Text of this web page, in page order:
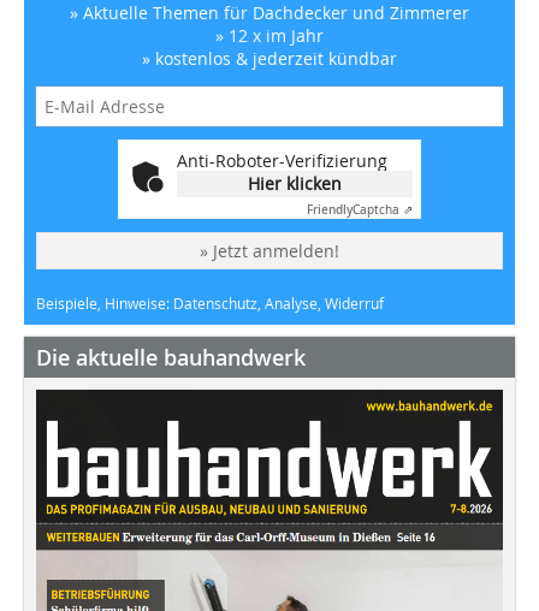
» Aktuelle Themen für Dachdecker und Zimmerer
» 12 x im Jahr
» kostenlos & jederzeit kündbar
Anti-Roboter-Verifizierung
Hier klicken
FriendlyCaptcha ⇗
» Jetzt anmelden!
Beispiele, Hinweise: Datenschutz, Analyse, Widerruf
Die aktuelle bauhandwerk